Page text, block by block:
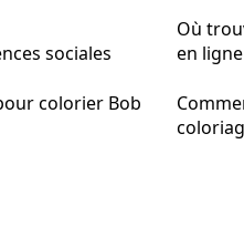
sociales
colorier Bob
Où
en